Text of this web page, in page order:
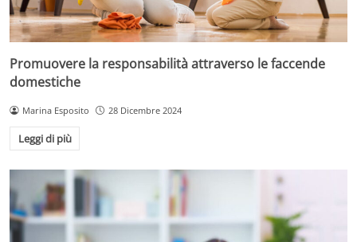
Promuovere la responsabilità attraverso le faccende
domestiche
Marina Esposito 28 Dicembre 2024
Leggi di più